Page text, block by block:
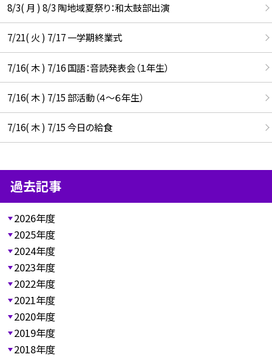
8/3( 月 ) 8/3 陶地域夏祭り：和太鼓部出演
7/21( 火 ) 7/17 一学期終業式
7/16( 木 ) 7/16 国語：音読発表会（１年生）
7/16( 木 ) 7/15 部活動（４～６年生）
7/16( 木 ) 7/15 今日の給食
過去記事
2026年度
2025年度
2024年度
2023年度
2022年度
2021年度
2020年度
2019年度
2018年度